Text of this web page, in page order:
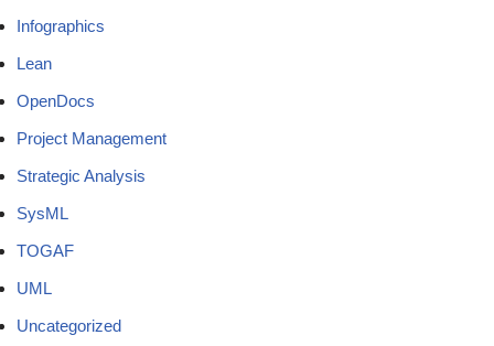
Infographics
Lean
OpenDocs
Project Management
Strategic Analysis
SysML
TOGAF
UML
Uncategorized